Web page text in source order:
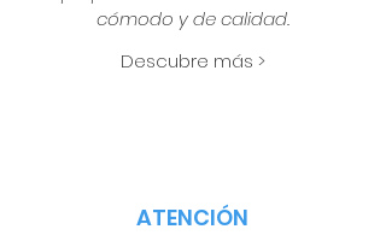
cómodo y de calidad.
Descubre más >
ATENCIÓN